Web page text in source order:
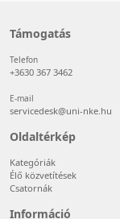
Támogatás
Telefon
+3630 367 3462
E-mail
servicedesk@uni-nke.hu
Oldaltérkép
Kategóriák
Élő közvetítések
Csatornák
Információ